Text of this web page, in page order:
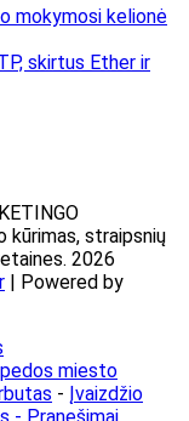
mokymosi kelionė
skirtus Ether ir
kūrimas, straipsnių
2026
| Powered by
miesto
- Įvaizdžio
- Pranešimai